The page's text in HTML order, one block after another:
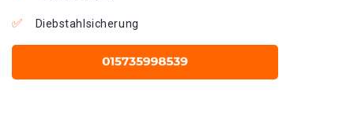
Diebstahlsicherung